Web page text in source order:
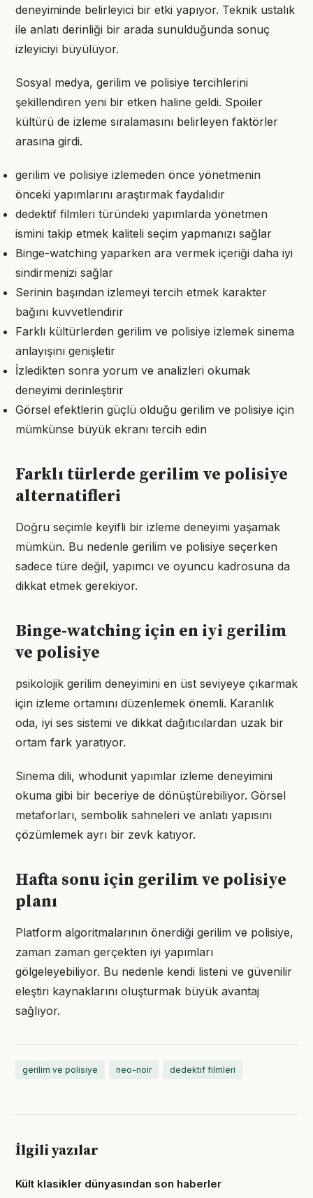
deneyiminde belirleyici bir etki yapıyor. Teknik ustalık
ile anlatı derinliği bir arada sunulduğunda sonuç
izleyiciyi büyülüyor.
Sosyal medya, gerilim ve polisiye tercihlerini
şekillendiren yeni bir etken haline geldi. Spoiler
kültürü de izleme sıralamasını belirleyen faktörler
arasına girdi.
gerilim ve polisiye izlemeden önce yönetmenin
önceki yapımlarını araştırmak faydalıdır
dedektif filmleri türündeki yapımlarda yönetmen
ismini takip etmek kaliteli seçim yapmanızı sağlar
Binge-watching yaparken ara vermek içeriği daha iyi
sindirmenizi sağlar
Serinin başından izlemeyi tercih etmek karakter
bağını kuvvetlendirir
Farklı kültürlerden gerilim ve polisiye izlemek sinema
anlayışını genişletir
İzledikten sonra yorum ve analizleri okumak
deneyimi derinleştirir
Görsel efektlerin güçlü olduğu gerilim ve polisiye için
mümkünse büyük ekranı tercih edin
Farklı türlerde gerilim ve polisiye
alternatifleri
Doğru seçimle keyifli bir izleme deneyimi yaşamak
mümkün. Bu nedenle gerilim ve polisiye seçerken
sadece türe değil, yapımcı ve oyuncu kadrosuna da
dikkat etmek gerekiyor.
Binge-watching için en iyi gerilim
ve polisiye
psikolojik gerilim deneyimini en üst seviyeye çıkarmak
için izleme ortamını düzenlemek önemli. Karanlık
oda, iyi ses sistemi ve dikkat dağıtıcılardan uzak bir
ortam fark yaratıyor.
Sinema dili, whodunit yapımlar izleme deneyimini
okuma gibi bir beceriye de dönüştürebiliyor. Görsel
metaforları, sembolik sahneleri ve anlatı yapısını
çözümlemek ayrı bir zevk katıyor.
Hafta sonu için gerilim ve polisiye
planı
Platform algoritmalarının önerdiği gerilim ve polisiye,
zaman zaman gerçekten iyi yapımları
gölgeleyebiliyor. Bu nedenle kendi listeni ve güvenilir
eleştiri kaynaklarını oluşturmak büyük avantaj
sağlıyor.
gerilim ve polisiye neo-noir dedektif filmleri
İlgili yazılar
Kült klasikler dünyasından son haberler